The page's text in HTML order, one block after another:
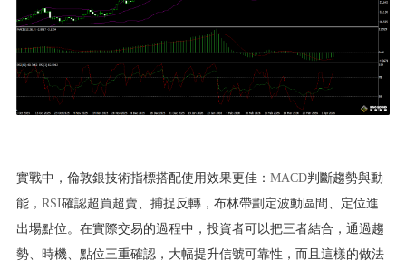
實戰中，倫敦銀技術指標搭配使用效果更佳： MACD判斷趨勢與動
能， RSI確認超買超賣、捕捉反轉，布林帶劃定波動區間、定位進
出場點位。在實際交易的過程中，投資者可以把三者結合，通過趨
勢、時機、點位三重確認，大幅提升信號可靠性，而且這樣的做法